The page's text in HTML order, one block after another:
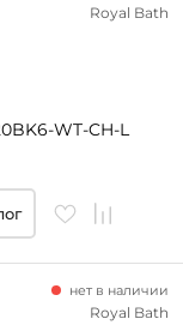
WT-CH-L
Royal Bath
нет в наличии
Royal Bath